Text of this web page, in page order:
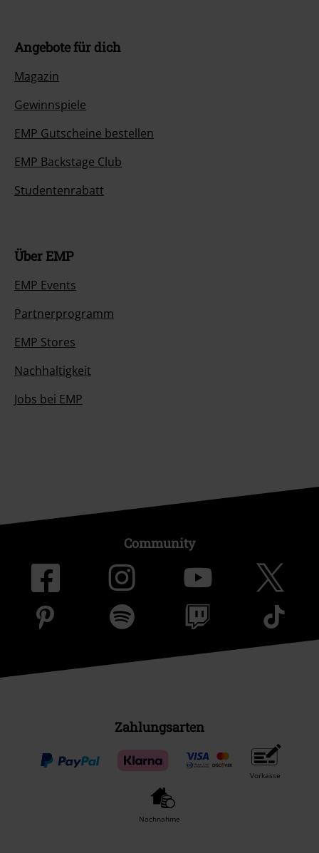
Angebote für dich
Magazin
Gewinnspiele
EMP Gutscheine bestellen
EMP Backstage Club
Studentenrabatt
Über EMP
EMP Events
Partnerprogramm
EMP Stores
Nachhaltigkeit
Jobs bei EMP
Community
Zahlungsarten
Vorkasse
Nachnahme